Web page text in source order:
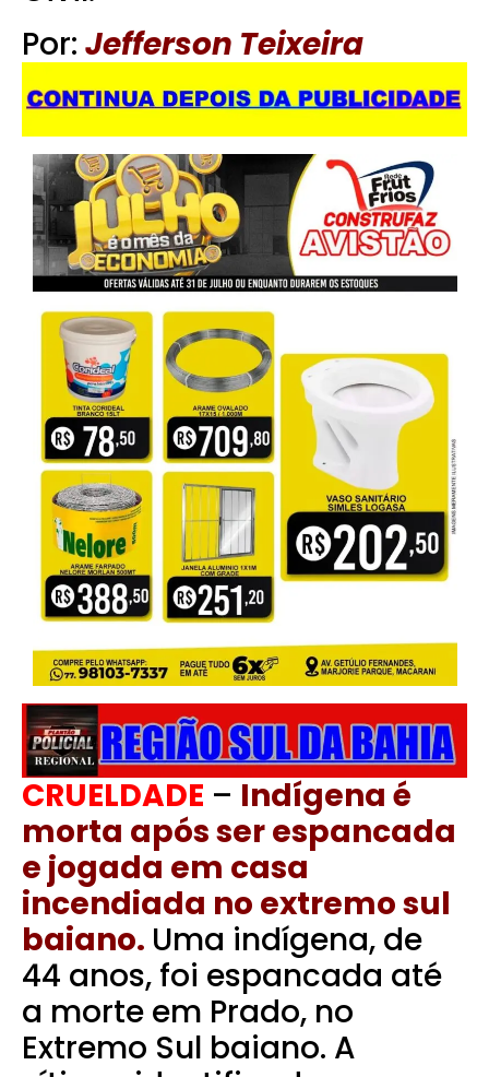
Por: Jefferson Teixeira
CRUELDADE – Indígena é
morta após ser espancada
e jogada em casa
incendiada no extremo sul
baiano. Uma indígena, de
44 anos, foi espancada até
a morte em Prado, no
Extremo Sul baiano. A